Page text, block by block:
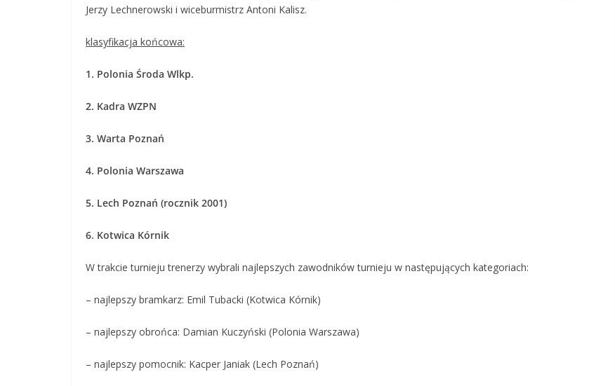
Jerzy Lechnerowski i wiceburmistrz Antoni Kalisz.
klasyfikacja końcowa:
1. Polonia Środa Wlkp.
2. Kadra WZPN
3. Warta Poznań
4. Polonia Warszawa
5. Lech Poznań (rocznik 2001)
6. Kotwica Kórnik
W trakcie turnieju trenerzy wybrali najlepszych zawodników turnieju w następujących kategoriach:
– najlepszy bramkarz: Emil Tubacki (Kotwica Kórnik)
– najlepszy obrońca: Damian Kuczyński (Polonia Warszawa)
– najlepszy pomocnik: Kacper Janiak (Lech Poznań)